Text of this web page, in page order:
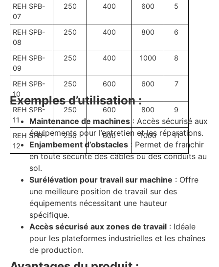
REH SPB-
07
250 400 600 5
REH SPB-
08
250 400 800 6
REH SPB-
09
250 400 1000 8
REH SPB-
10
250 600 600 7
REH SPB-
11
250 600 800 9
REH SPB-
12
250 600 1000 11
Exemples d’utilisation :
Maintenance de machines : Accès sécurisé aux
équipements pour l’entretien et les réparations.
Enjambement d’obstacles : Permet de franchir
en toute sécurité des câbles ou des conduits au
sol.
Surélévation pour travail sur machine : Offre
une meilleure position de travail sur des
équipements nécessitant une hauteur
spécifique.
Accès sécurisé aux zones de travail : Idéale
pour les plateformes industrielles et les chaînes
de production.